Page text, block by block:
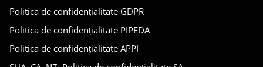
Politica de confidențialitate GDPR
Politica de confidențialitate PIPEDA
Politica de confidențialitate APPI